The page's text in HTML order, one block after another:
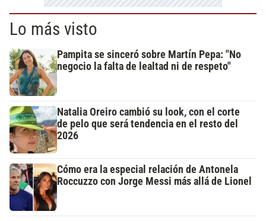
Lo más visto
Pampita se sinceró sobre Martín Pepa: "No
negocio la falta de lealtad ni de respeto"
Natalia Oreiro cambió su look, con el corte
de pelo que será tendencia en el resto del
2026
Cómo era la especial relación de Antonela
Roccuzzo con Jorge Messi más allá de Lionel